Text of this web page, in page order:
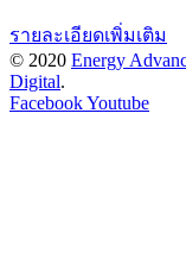
รายละเอียดเพิ่มเติม
© 2020 Energy
Digital.
FacebookYoutube